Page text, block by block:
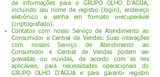
de informações para o GRUPO OLHO D’ÁGUA,
incluindo seu nome de registro (login), endereço
eletrônico e senha em formato irrecuperável
(criptografado).
Contatos com nosso Serviço de Atendimento ao
Consumidor e Central de Vendas: Suas interações
com nossos Serviço de Atendimento ao
Consumidor e Central de Vendas podem ser
gravadas ou ouvidas, de acordo com as leis
aplicáveis, para necessidades operacionais do
GRUPO OLHO D’ÁGUA e para garantir registro